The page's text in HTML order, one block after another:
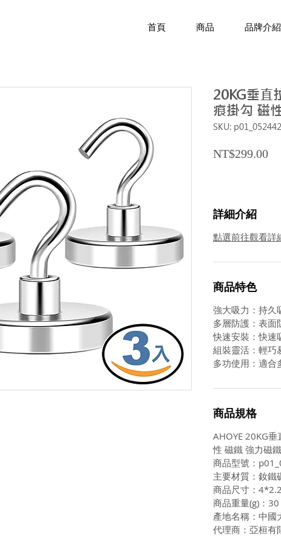
首頁 商品 品牌介紹
20KG垂直
痕掛勾 磁
SKU:
NT$299.00
詳細介紹
點選前往觀看詳
商品特色
強大吸力：持久
多層防護：表面
快速安裝：快速
組裝靈活：輕巧
多功使用：適合
商品規格
AHOYE 20KG
性 磁鐵 強力磁
商品型號：
主要材質：釹鐵
商品尺寸：
商品重量(g)：30
產地名稱：中國
代理商：亞桓有